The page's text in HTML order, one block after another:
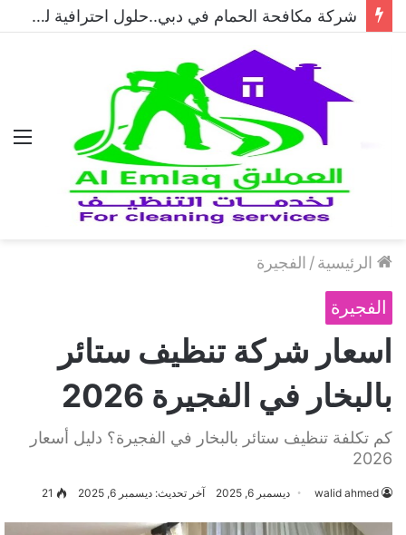
شركة مكافحة الحمام في دبي..حلول احترافية لطرد الحمام وحماية المباني نهائيًا
الرئيسية/ الفجيرة
الفجيرة
اسعار شركة تنظيف ستائر
بالبخار في الفجيرة 2026
كم تكلفة تنظيف ستائر بالبخار في الفجيرة؟ دليل أسعار
2026
walid ahmed ديسمبر 6, 2025 آخر تحديث: ديسمبر 6, 2025 21